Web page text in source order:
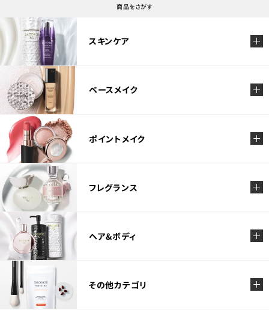
商品をさがす
スキンケア
ベースメイク
ポイントメイク
フレグランス
ヘア&ボディ
その他カテゴリ